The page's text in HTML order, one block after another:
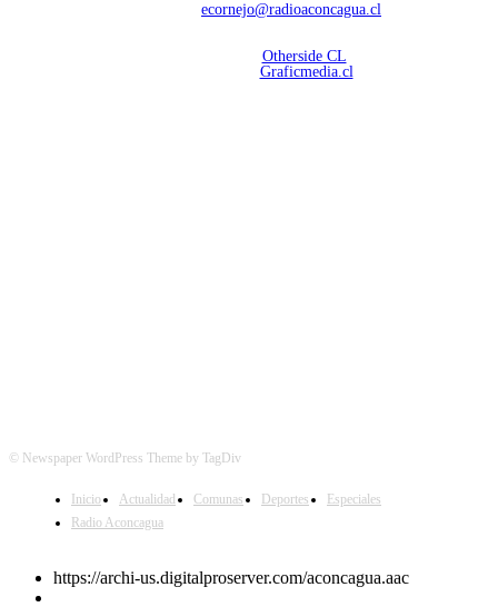
ecornejo@radioaconcagua.cl
Otherside CL
Graficmedia.cl
© Newspaper WordPress Theme by TagDiv
Inicio Actualidad Comunas Deportes
Especiales
Radio Aconcagua
https://archi-us.digitalproserver.com/aconcagua.aac